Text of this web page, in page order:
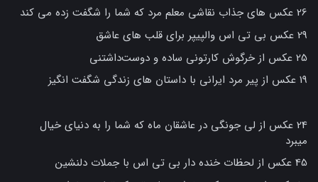
26 عکس های جذاب نقاشی معلم مرد که شما را شگفت زده می کند
29 عکس بی تی اس والپیپر برای قلب های عاشق
25 عکس از خرگوش کارتونی ساده و دوست‌داشتنی
19 عکس از پیر مرد ایرانی با داستان های زندگی شگفت انگیز
24 عکس از لی جونگی در عاشقان ماه که شما را به دنیای خیال
میبرد
45 عکس از لحظات خنده دار بی تی اس با جملات دلنشین